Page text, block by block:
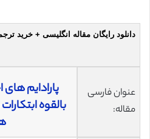
دانلود رایگان مقاله انگلیسی + خرید
عنوان فارسی
مقاله:
پارادایم
بالقوه